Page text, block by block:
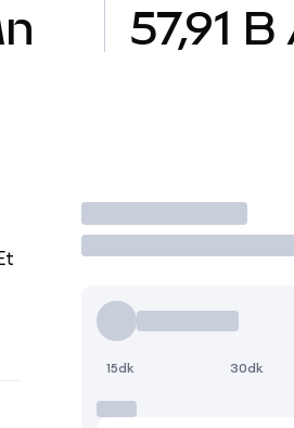
57,91 B
İşlem Yap
15dk 30dk